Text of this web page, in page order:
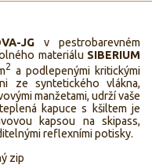
JGv pestrobarevném
materiálu SIBERIUM
2 a podlepenými kritickými
ze syntetického vlákna,
manžetami, udrží vaše
kapuce s kšiltem je
kapsou na skipass,
reflexními potisky.
zip